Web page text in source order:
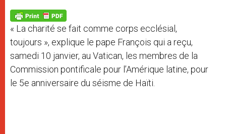
p
p
g
e
r
o
k
« La charité se fait comme corps ecclésial,
toujours », explique le pape François qui a reçu,
samedi 10 janvier, au Vatican, les membres de la
Commission pontificale pour l’Amérique latine, pour
le 5e anniversaire du séisme de Haïti.